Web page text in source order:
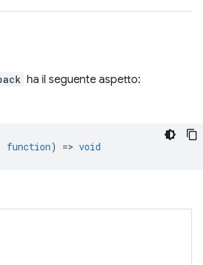
ha il seguente aspetto:
function) => void